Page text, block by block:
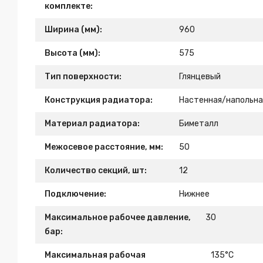
комплекте:
Ширина (мм): 960
Высота (мм): 575
Тип поверхности: Глянцевый
Конструкция радиатора: Настенная/
Материал радиатора: Биметалл
Межосевое расстояние, мм: 50
Количество секций, шт: 12
Подключение: Нижнее
Максимальное рабочее давление,
бар:
30
Максимальная рабочая 135°C